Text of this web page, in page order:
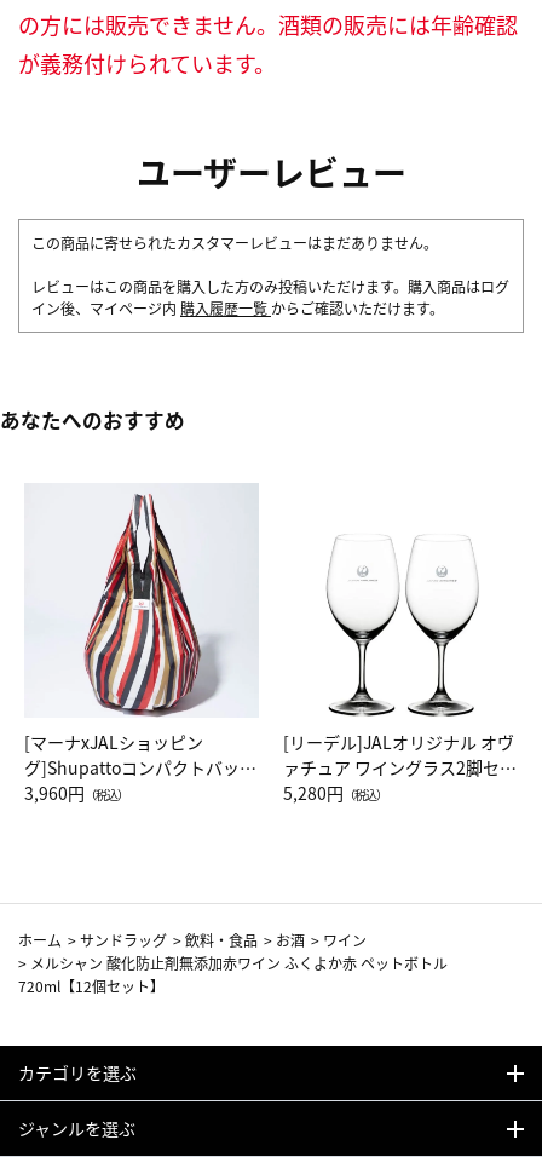
の方には販売できません。酒類の販売には年齢確認
が義務付けられています。
ユーザーレビュー
この商品に寄せられたカスタマーレビューはまだありません。
レビューはこの商品を購入した方のみ投稿いただけます。購入商品はログ
イン後、マイページ内 購入履歴一覧 からご確認いただけます。
あなたへのおすすめ
[マーナxJALショッピン
グ]Shupattoコンパクトバッグ
Drop JAL客室乗務員（LC）ス
3,960円 （税込）
[リーデル]JALオリジナル オヴ
ァチュア ワイングラス2脚セッ
ト（レッドワイン）
5,280円 （税込）
ホーム >サンドラッグ >飲料・食品 > お酒 > ワイン
> メルシャン 酸化防止剤無添加赤ワイン ふくよか赤 ペットボトル
720ml【12個セット】
カテゴリを選ぶ
ジャンルを選ぶ